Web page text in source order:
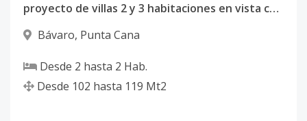
proyecto de villas 2 y 3 habitaciones en vista cana
Bávaro, Punta Cana
Desde 2 hasta 2 Hab.
Desde 102 hasta 119 Mt2